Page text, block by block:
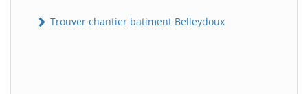
Trouver chantier batiment Belleydoux